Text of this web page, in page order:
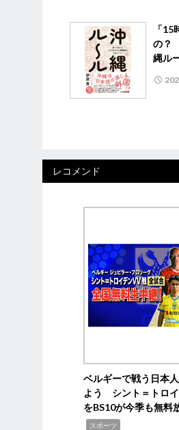
「
の？
縄ル
レコメンド
ベルギーで戦う日本
よう シント＝トロ
をBS10が今季も無料
スポーツ